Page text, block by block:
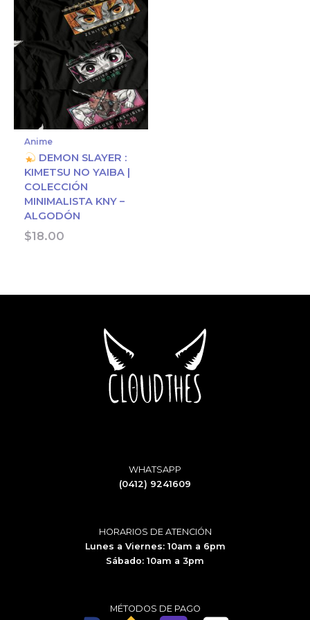
Anime
DEMON SLAYER :
KIMETSU NO YAIBA |
COLECCIÓN
MINIMALISTA KNY –
ALGODÓN
$18.00
WHATSAPP
(0412) 9241609
HORARIOS DE ATENCIÓN
Lunes a Viernes: 10am a 6pm
Sábado: 10am a 3pm
MÉTODOS DE PAGO